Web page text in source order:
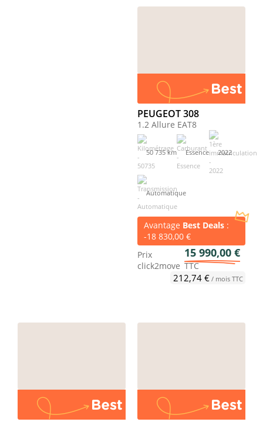
PEUGEOT 308
1.2 Allure EAT8
50 735 km Essence 2022
Automatique
Avantage Best Deals :
-18 830,00 €
Prix
click2move
15 990,00 €
TTC
212,74 €/ mois TTC